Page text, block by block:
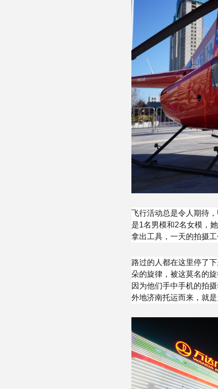
飞行活动总是令人期待
是1名男模和2名女模，
拿出工具，一天的拍摄
路过的人都在这里停了
朵的旋律，被这莫名的
因为他们手中手机的拍
外地济南托运而来，就